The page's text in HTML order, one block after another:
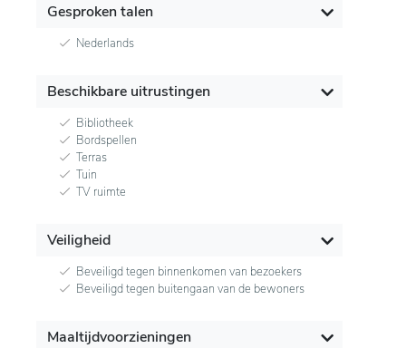
Gesproken talen
Nederlands
Beschikbare uitrustingen
Bibliotheek
Bordspellen
Terras
Tuin
TV ruimte
Veiligheid
Beveiligd tegen binnenkomen van bezoekers
Beveiligd tegen buitengaan van de bewoners
Maaltijdvoorzieningen